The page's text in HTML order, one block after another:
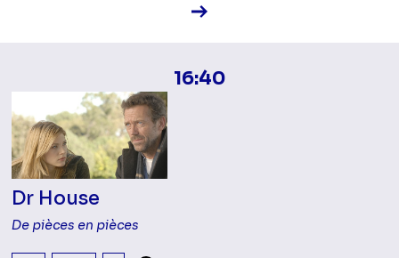
Voir la fiche diffusion
16:40
Dr House
De pièces en pièces